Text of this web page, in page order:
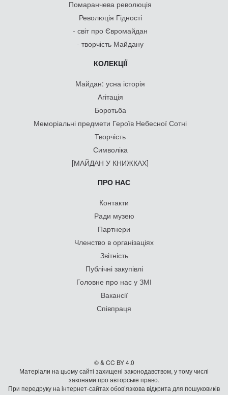
Помаранчева революція
Революція Гідності
- світ про Євромайдан
- творчість Майдану
КОЛЕКЦІЇ
Майдан: усна історія
Агітація
Боротьба
Меморіальні предмети Героїв Небесної Сотні
Творчість
Символіка
[МАЙДАН У КНИЖКАХ]
ПРО НАС
Контакти
Ради музею
Партнери
Членство в організаціях
Звітність
Публічні закупівлі
Головне про нас у ЗМІ
Вакансії
Співпраця
© & CC BY 4.0
Матеріали на цьому сайті захищені законодавством, у тому числі
законами про авторське право.
При передруку на iнтернет-сайтах обов’язкова відкрита для пошуковиків